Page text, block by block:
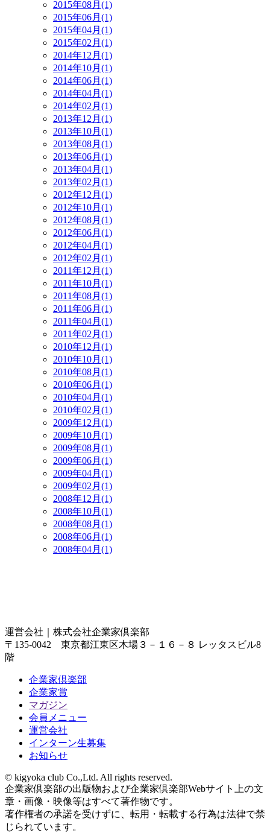
2015年08月(1)
2015年06月(1)
2015年04月(1)
2015年02月(1)
2014年12月(1)
2014年10月(1)
2014年06月(1)
2014年04月(1)
2014年02月(1)
2013年12月(1)
2013年10月(1)
2013年08月(1)
2013年06月(1)
2013年04月(1)
2013年02月(1)
2012年12月(1)
2012年10月(1)
2012年08月(1)
2012年06月(1)
2012年04月(1)
2012年02月(1)
2011年12月(1)
2011年10月(1)
2011年08月(1)
2011年06月(1)
2011年04月(1)
2011年02月(1)
2010年12月(1)
2010年10月(1)
2010年08月(1)
2010年06月(1)
2010年04月(1)
2010年02月(1)
2009年12月(1)
2009年10月(1)
2009年08月(1)
2009年06月(1)
2009年04月(1)
2009年02月(1)
2008年12月(1)
2008年10月(1)
2008年08月(1)
2008年06月(1)
2008年04月(1)
運営会社｜ 株式会社企業家倶楽部
〒135-0042 東京都江東区木場３－１６－８ レッタスビル8
階
企業家倶楽部
企業家賞
マガジン
会員メニュー
運営会社
インターン生募集
お知らせ
© kigyoka club Co.,Ltd. All rights reserved.
企業家倶楽部の出版物および企業家倶楽部Webサイト上の文
章・画像・映像等はすべて著作物です。
著作権者の承諾を受けずに、転用・転載する行為は法律で禁
じられています。